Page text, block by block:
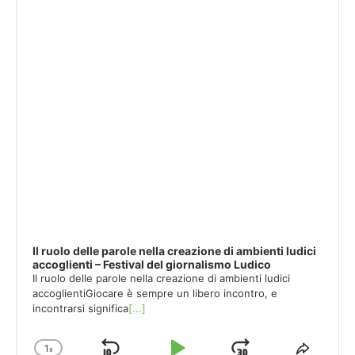
Il ruolo delle parole nella creazione di ambienti ludici
accoglienti – Festival del giornalismo Ludico
Il ruolo delle parole nella creazione di ambienti ludici
accoglientiGiocare è sempre un libero incontro, e
incontrarsi significa[...]
1x